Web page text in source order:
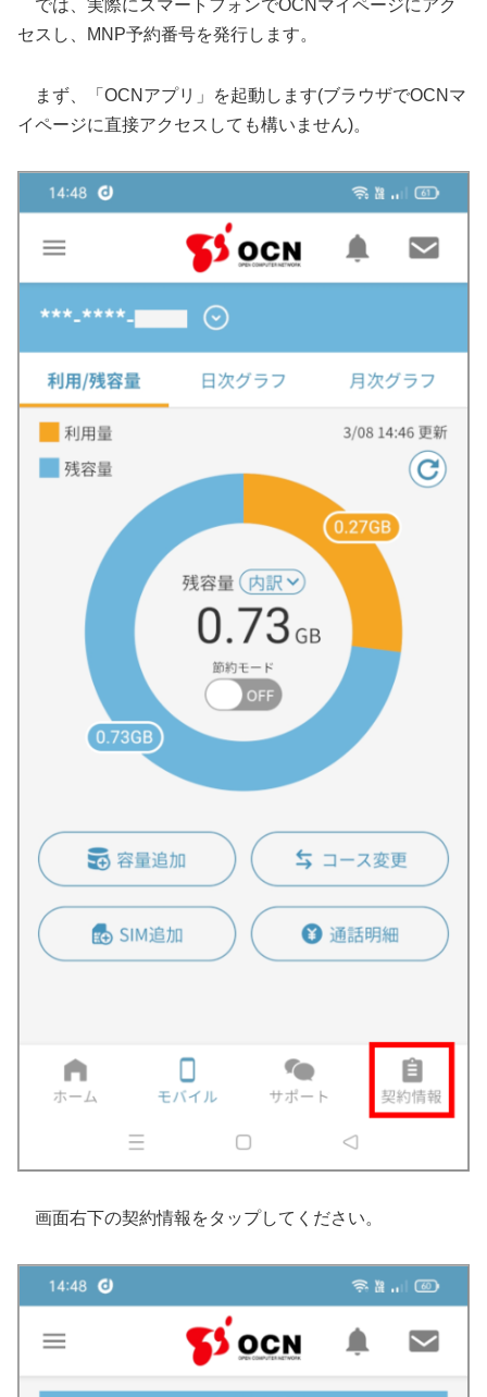
では、実際にスマートフォンでOCNマイページにアク
セスし、MNP予約番号を発行します。
まず、「OCNアプリ」を起動します(ブラウザでOCNマ
イページに直接アクセスしても構いません)。
画面右下の契約情報をタップしてください。